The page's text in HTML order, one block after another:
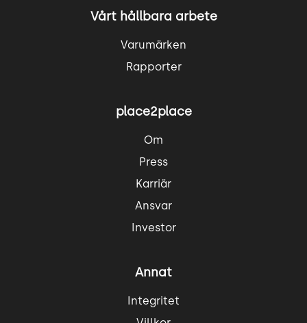
Vårt hållbara arbete
Varumärken
Rapporter
place2place
Om
Press
Karriär
Ansvar
Investor
Annat
Integritet